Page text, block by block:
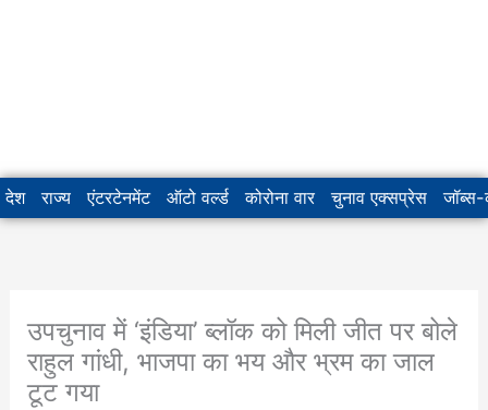
देश राज्य एंटरटेनमेंट ऑटो वर्ल्ड कोरोना वार चुनाव एक्सप्रेस जॉब्स-
उपचुनाव में ‘इंडिया’ ब्लॉक को मिली जीत पर बोले
राहुल गांधी, भाजपा का भय और भ्रम का जाल
टूट गया